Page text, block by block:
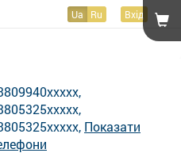
Ua Ru Вхід
Показати